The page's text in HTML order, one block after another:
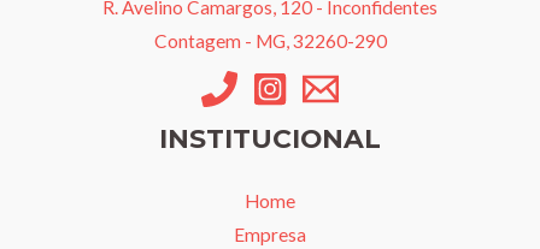
R. Avelino Camargos, 120 - Inconfidentes
Contagem - MG, 32260-290
INSTITUCIONAL
Home
Empresa